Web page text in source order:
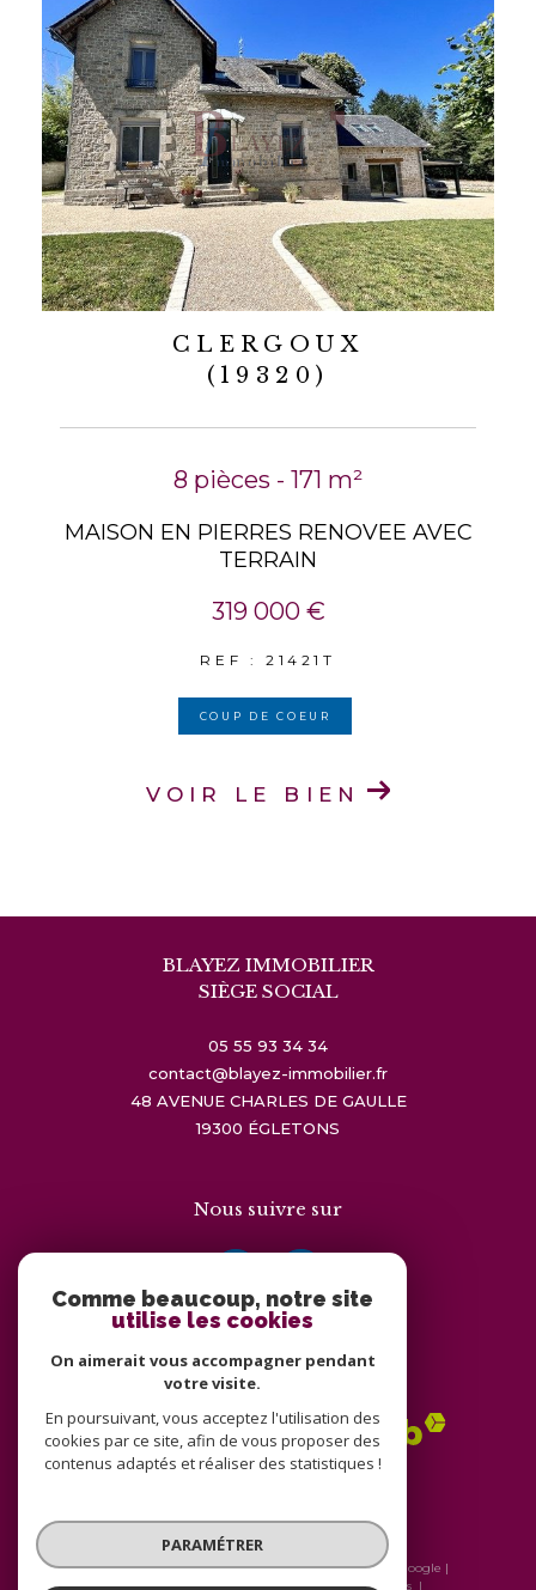
CLERGOUX
(19320)
8 pièces - 171 m²
MAISON EN PIERRES RENOVEE AVEC
TERRAIN
319 000 €
REF : 21421T
COUP DE COEUR
VOIR LE BIEN
BLAYEZ IMMOBILIER
SIÈGE SOCIAL
05 55 93 34 34
contact@blayez-immobilier.fr
48 AVENUE CHARLES DE GAULLE
19300
ÉGLETONS
Nous suivre sur
Adhérents
© 2026 | Tous droits réservés | Traduction powered by Google |
Nos honoraires
Plan du site Mentions légales
Comme beaucoup, notre site
utilise les cookies
On aimerait vous accompagner pendant
votre visite.
En poursuivant, vous acceptez l'utilisation des
cookies par ce site, afin de vous proposer des
contenus adaptés et réaliser des statistiques !
PARAMÉTRER